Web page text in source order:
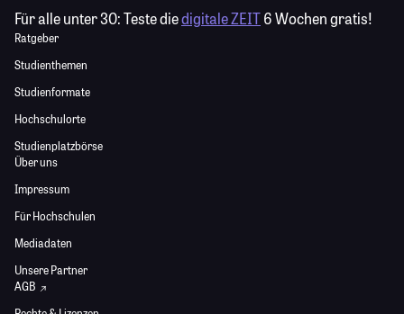
Für alle unter 30:Teste diedigitale ZEIT6 Wochen gratis!
Ratgeber
Studienthemen
Studienformate
Hochschulorte
Studienplatzbörse
Über uns
Impressum
Für Hochschulen
Mediadaten
Unsere Partner
AGB